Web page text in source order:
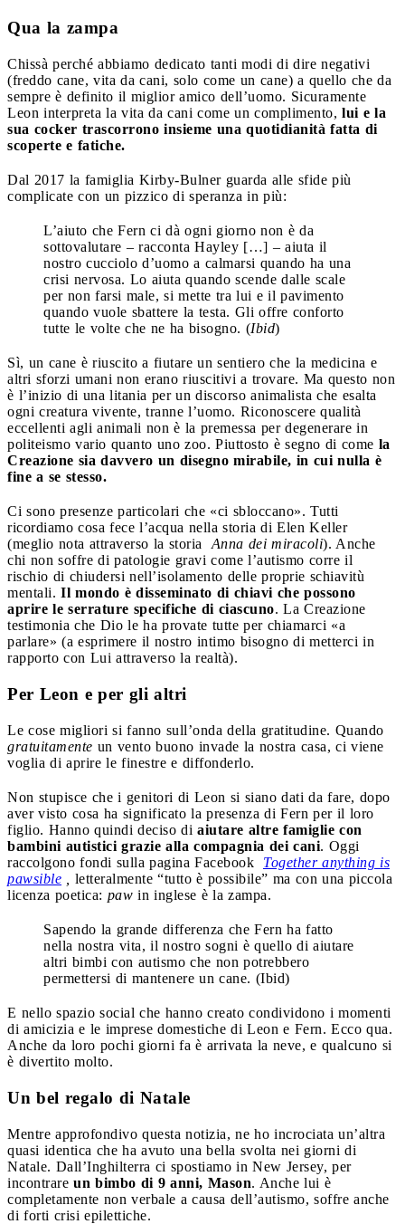
Qua la zampa
Chissà perché abbiamo dedicato tanti modi di dire negativi
(freddo cane, vita da cani, solo come un cane) a quello che da
sempre è definito il miglior amico dell’uomo. Sicuramente
Leon interpreta la vita da cani come un complimento, lui e la
sua cocker trascorrono insieme una quotidianità fatta di
scoperte e fatiche.
Dal 2017 la famiglia Kirby-Bulner guarda alle sfide più
complicate con un pizzico di speranza in più:
L’aiuto che Fern ci dà ogni giorno non è da
sottovalutare – racconta Hayley […] – aiuta il
nostro cucciolo d’uomo a calmarsi quando ha una
crisi nervosa. Lo aiuta quando scende dalle scale
per non farsi male, si mette tra lui e il pavimento
quando vuole sbattere la testa. Gli offre conforto
tutte le volte che ne ha bisogno. (Ibid)
Sì, un cane è riuscito a fiutare un sentiero che la medicina e
altri sforzi umani non erano riuscitivi a trovare. Ma questo non
è l’inizio di una litania per un discorso animalista che esalta
ogni creatura vivente, tranne l’uomo. Riconoscere qualità
eccellenti agli animali non è la premessa per degenerare in
politeismo vario quanto uno zoo. Piuttosto è segno di come la
Creazione sia davvero un disegno mirabile, in cui nulla è
fine a se stesso.
Ci sono presenze particolari che «ci sbloccano». Tutti
ricordiamo cosa fece l’acqua nella storia di Elen Keller
(meglio nota attraverso la storia Anna dei miracoli). Anche
chi non soffre di patologie gravi come l’autismo corre il
rischio di chiudersi nell’isolamento delle proprie schiavitù
mentali. Il mondo è disseminato di chiavi che possono
aprire le serrature specifiche di ciascuno. La Creazione
testimonia che Dio le ha provate tutte per chiamarci «a
parlare» (a esprimere il nostro intimo bisogno di metterci in
rapporto con Lui attraverso la realtà).
Per Leon e per gli altri
Le cose migliori si fanno sull’onda della gratitudine. Quando
gratuitamente un vento buono invade la nostra casa, ci viene
voglia di aprire le finestre e diffonderlo.
Non stupisce che i genitori di Leon si siano dati da fare, dopo
aver visto cosa ha significato la presenza di Fern per il loro
figlio. Hanno quindi deciso di aiutare altre famiglie con
bambini autistici grazie alla compagnia dei cani. Oggi
raccolgono fondi sulla pagina Facebook Together anything is
pawsible
letteralmente “tutto è possibile” ma con una piccola
licenza poetica: paw in inglese è la zampa.
Sapendo la grande differenza che Fern ha fatto
nella nostra vita, il nostro sogni è quello di aiutare
altri bimbi con autismo che non potrebbero
permettersi di mantenere un cane. (Ibid)
E nello spazio social che hanno creato condividono i momenti
di amicizia e le imprese domestiche di Leon e Fern. Ecco qua.
Anche da loro pochi giorni fa è arrivata la neve, e qualcuno si
è divertito molto.
Un bel regalo di Natale
Mentre approfondivo questa notizia, ne ho incrociata un’altra
quasi identica che ha avuto una bella svolta nei giorni di
Natale. Dall’Inghilterra ci spostiamo in New Jersey, per
incontrare un bimbo di 9 anni, Mason. Anche lui è
completamente non verbale a causa dell’autismo, soffre anche
di forti crisi epilettiche.